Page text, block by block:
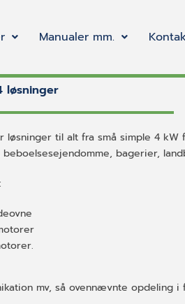
Manualer mm.
løsninger
til alt fra små simple 4
bagerier,
mv, så ovennævnte opdeling